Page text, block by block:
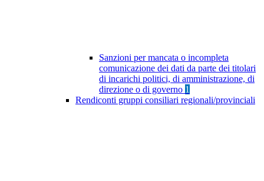
Sanzioni per mancata o incompleta
comunicazione dei dati da parte dei titolari
di incarichi politici, di amministrazione, di
direzione o di governo 1
Rendiconti gruppi consiliari regionali/provinciali